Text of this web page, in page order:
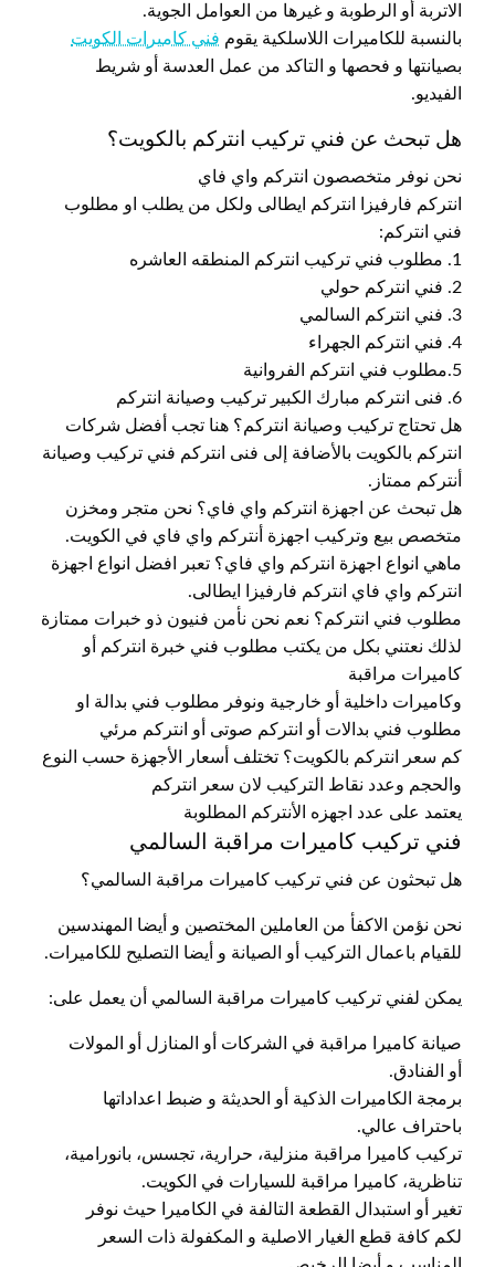
الاتربة أو الرطوبة و غيرها من العوامل الجوية.
بالنسبة للكاميرات اللاسلكية يقوم فني كاميرات الكويت
بصيانتها و فحصها و التاكد من عمل العدسة أو شريط
الفيديو.
هل تبحث عن فني تركيب انتركم بالكويت؟
نحن نوفر متخصصون انتركم واي فاي
انتركم فارفيزا انتركم ايطالى ولكل من يطلب او مطلوب
فني انتركم:
1. مطلوب فني تركيب انتركم المنطقه العاشره
2. فني انتركم حولي
3. فني انتركم السالمي
4. فني انتركم الجهراء
5.مطلوب فني انتركم الفروانية
6. فنى انتركم مبارك الكبير تركيب وصيانة انتركم
هل تحتاج تركيب وصيانة انتركم؟ هنا تجب أفضل شركات
انتركم بالكويت بالأضافة إلى فنى انتركم فني تركيب وصيانة
أنتركم ممتاز.
هل تبحث عن اجهزة انتركم واي فاي؟ نحن متجر ومخزن
متخصص بيع وتركيب اجهزة أنتركم واي فاي في الكويت.
ماهي انواع اجهزة انتركم واي فاي؟ تعبر افضل انواع اجهزة
انتركم واي فاي انتركم فارفيزا ايطالى.
مطلوب فني انتركم؟ نعم نحن نأمن فنيون ذو خبرات ممتازة
لذلك نعتني بكل من يكتب مطلوب فني خبرة انتركم أو
كاميرات مراقبة
وكاميرات داخلية أو خارجية ونوفر مطلوب فني بدالة او
مطلوب فني بدالات أو انتركم صوتى أو انتركم مرئي
كم سعر انتركم بالكويت؟ تختلف أسعار الأجهزة حسب النوع
والحجم وعدد نقاط التركيب لان سعر انتركم
يعتمد على عدد اجهزه الأنتركم المطلوبة
فني تركيب كاميرات مراقبة السالمي
هل تبحثون عن فني تركيب كاميرات مراقبة السالمي؟
نحن نؤمن الاكفأ من العاملين المختصين و أيضا المهندسين
للقيام باعمال التركيب أو الصيانة و أيضا التصليح للكاميرات.
يمكن لفني تركيب كاميرات مراقبة السالمي أن يعمل على:
صيانة كاميرا مراقبة في الشركات أو المنازل أو المولات
أو الفنادق.
برمجة الكاميرات الذكية أو الحديثة و ضبط اعداداتها
باحتراف عالي.
تركيب كاميرا مراقبة منزلية، حرارية، تجسس، بانورامية،
تناظرية، كاميرا مراقبة للسيارات في الكويت.
تغير أو استبدال القطعة التالفة في الكاميرا حيث نوفر
لكم كافة قطع الغيار الاصلية و المكفولة ذات السعر